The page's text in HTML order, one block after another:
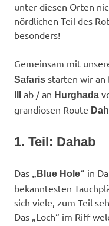
unter diesen Orten
nördlichen Teil des
besonders!
Gemeinsam mit
Safaris starten wir an
ab / an Hurghada
grandiosen Route
1. Teil: Dahab
Das „Blue Hole“ in
bekanntesten
sich viele, zum Teil
Das „Loch“ im Riff